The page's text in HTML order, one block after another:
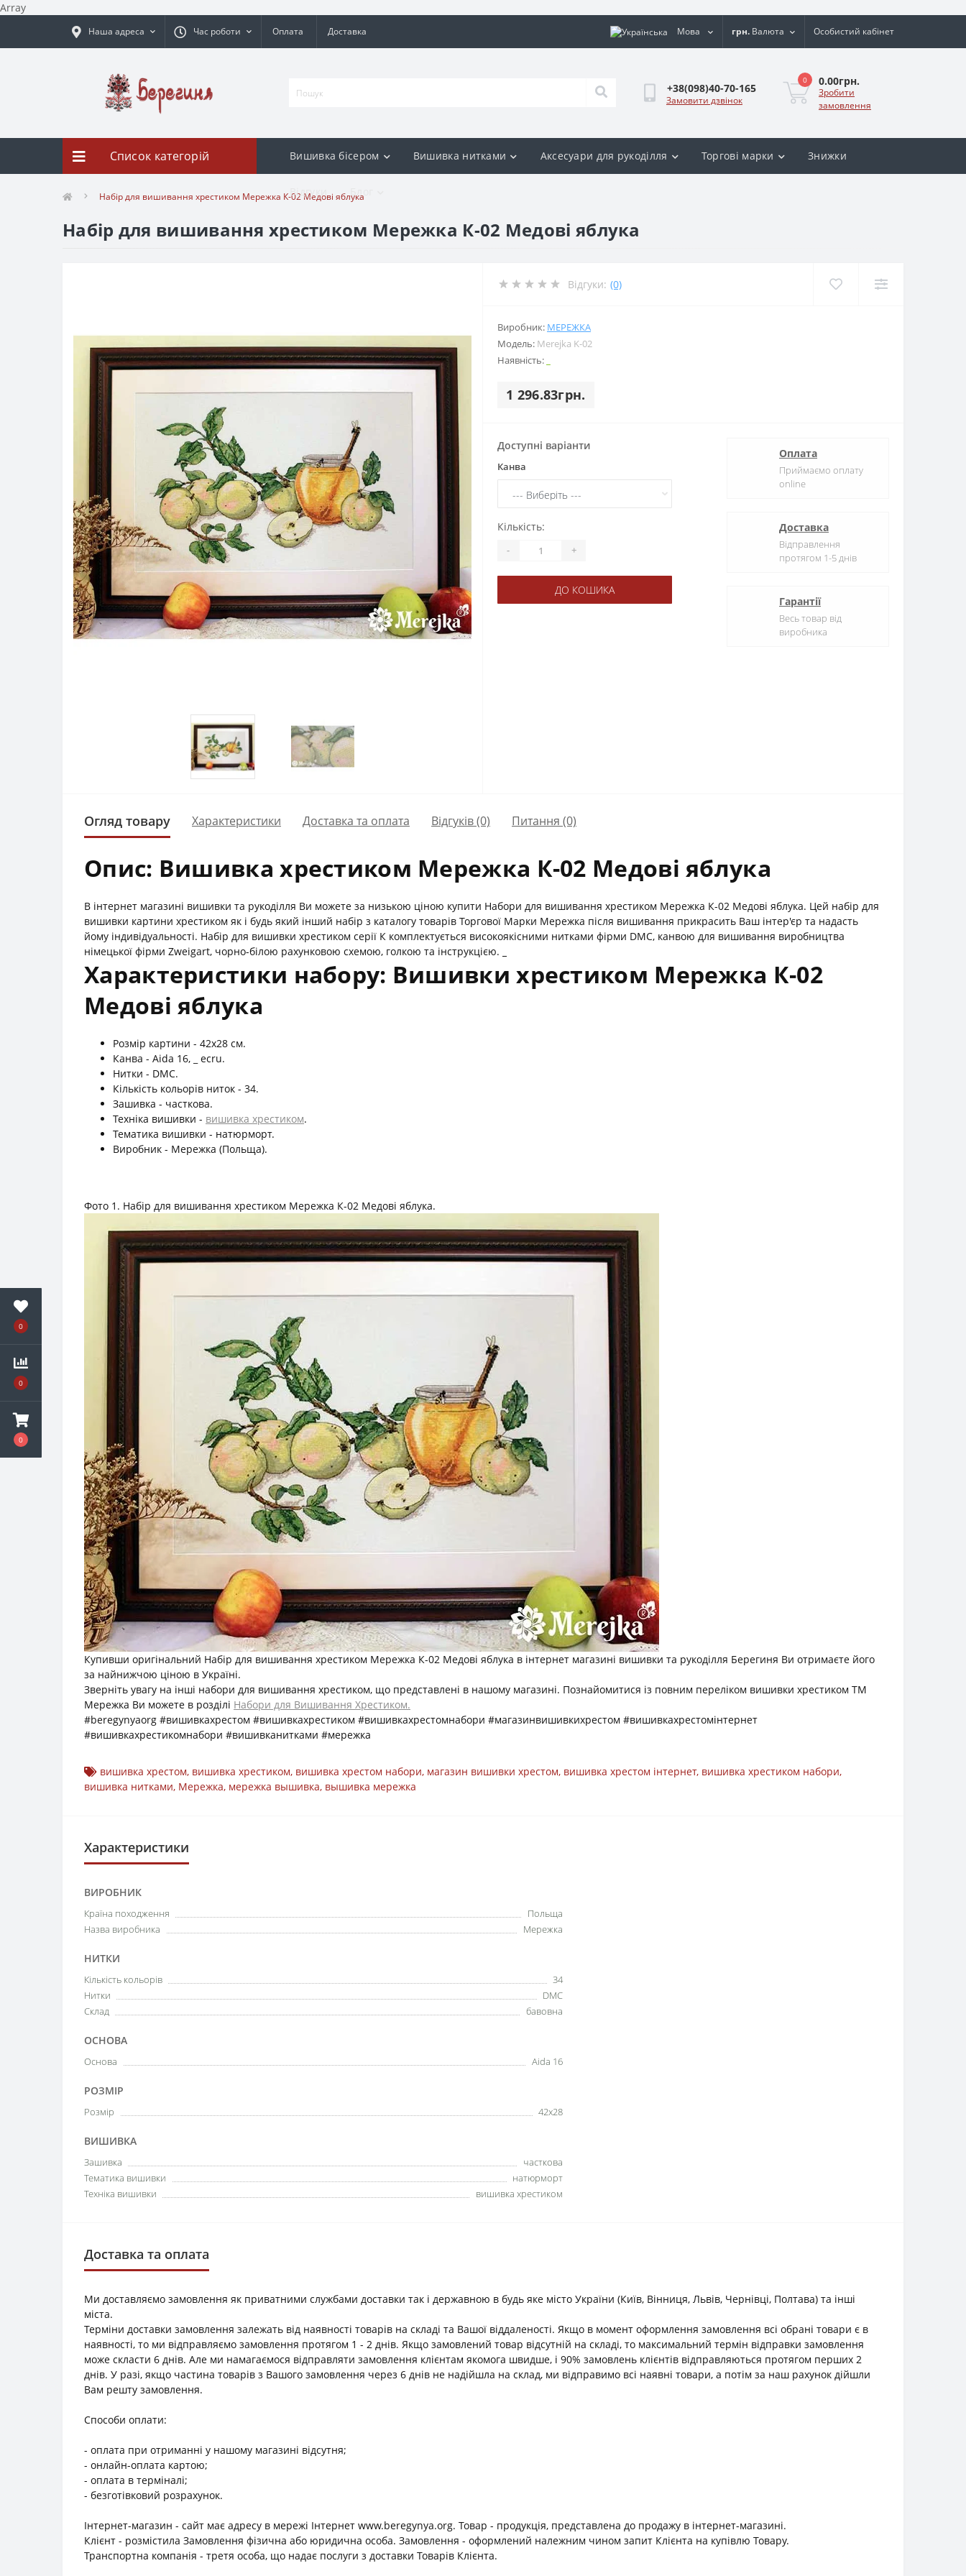
Array
0
0
0
Наша адреса Час роботи Оплата Доставка Мова грн. Валюта Особистий кабінет
+38(098)40-70-165
Замовити дзвінок
0 0.00грн.
Зробити
замовлення
Список категорій Вишивка бісером Вишивка нитками Аксесуари для рукоділля Торгові марки Знижки
Відгуки
Набір для вишивання хрестиком Мережка К-02 Медові яблука
Набір для вишивання хрестиком Мережка К-02 Медові яблука
Відгуки: (0)
Виробник: МЕРЕЖКА
Модель: Merejka K-02
Наявність:
1 296.83грн.
Доступні варіанти
Канва
Кількість:
- +
ДО КОШИКА
Оплата
Приймаємо оплату
online
Доставка
Відправлення
протягом 1-5 днів
Гарантії
Весь товар від
виробника
Огляд товару Характеристики Доставка та оплата Відгуків (0) Питання (0)
Опис: Вишивка хрестиком Мережка К-02 Медові яблука
В інтернет магазині вишивки та рукоділля Ви можете за низькою ціною купити Набори для вишивання хрестиком Мережка К-02 Медові яблука. Цей набір для
вишивки картини хрестиком як і будь який інший набір з каталогу товарів Торгової Марки Мережка після вишивання прикрасить Ваш інтер'єр та надасть
йому індивідуальності. Набір для вишивки хрестиком серії К комплектується високоякісними нитками фірми DMC, канвою для вишивання виробництва
німецької фірми Zweigart, чорно-білою рахунковою схемою, голкою та інструкцією.
Характеристики набору: Вишивки хрестиком Мережка К-02
Медові яблука
Розмір картини - 42x28 см.
Канва - Aida 16, _ ecru.
Нитки - DMC.
Кількість кольорів ниток - 34.
Зашивка - часткова.
Техніка вишивки - вишивка хрестиком.
Тематика вишивки - натюрморт.
Виробник - Мережка (Польща).
Фото 1. Набір для вишивання хрестиком Мережка К-02 Медові яблука.
Купивши оригінальний Набір для вишивання хрестиком Мережка К-02 Медові яблука в інтернет магазині вишивки та рукоділля Берегиня Ви отримаєте його
за найнижчою ціною в Україні.
Зверніть увагу на інші набори для вишивання хрестиком, що представлені в нашому магазині. Познайомитися із повним переліком вишивки хрестиком ТМ
Мережка Ви можете в розділі Набори для Вишивання Хрестиком.
#beregynyaorg #вишивкахрестом #вишивкахрестиком #вишивкахрестомнабори #магазинвишивкихрестом #вишивкахрестомінтернет
#вишивкахрестикомнабори #вишивканитками #мережка
вишивка хрестом, вишивка хрестиком, вишивка хрестом набори, магазин вишивки хрестом, вишивка хрестом інтернет, вишивка хрестиком набори,
вишивка нитками, Мережка, мережка вышивка, вышивка мережка
Характеристики
ВИРОБНИК
Країна походження
Польща
Назва виробника
Мережка
НИТКИ
Кількість кольорів
34
Нитки
DMC
Склад
бавовна
ОСНОВА
Основа Aida 16
РОЗМІР
Розмір 42x28
ВИШИВКА
Зашивка
часткова
Тематика вишивки
натюрморт
Техніка вишивки
вишивка хрестиком
Доставка та оплата
Ми доставляємо замовлення як приватними службами доставки так і державною в будь яке місто України (Київ, Вінниця, Львів, Чернівці, Полтава) та інші
міста.
Терміни доставки замовлення залежать від наявності товарів на складі та Вашої віддаленості. Якщо в момент оформлення замовлення всі обрані товари є в
наявності, то ми відправляємо замовлення протягом 1 - 2 днів. Якщо замовлений товар відсутній на складі, то максимальний термін відправки замовлення
може скласти 6 днів. Але ми намагаємося відправляти замовлення клієнтам якомога швидше, і 90% замовлень клієнтів відправляються протягом перших 2
днів. У разі, якщо частина товарів з Вашого замовлення через 6 днів не надійшла на склад, ми відправимо всі наявні товари, а потім за наш рахунок дійшли
Вам решту замовлення.
Способи оплати:
- оплата при отриманні у нашому магазині відсутня;
- онлайн-оплата картою;
- оплата в терміналі;
- безготівковий розрахунок.
Інтернет-магазин - сайт має адресу в мережі Інтернет www.beregynya.org. Товар - продукція, представлена до продажу в інтернет-магазині.
Клієнт - розмістила Замовлення фізична або юридична особа. Замовлення - оформлений належним чином запит Клієнта на купівлю Товару.
Транспортна компанія - третя особа, що надає послуги з доставки Товарів Клієнта.